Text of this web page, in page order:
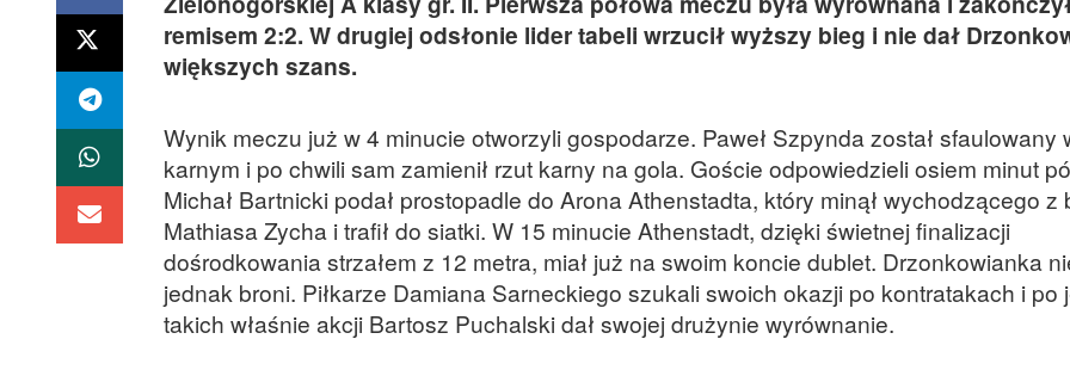
remisem 2:2. W drugiej odsłonie lider tabeli wrzucił wyższy bieg i nie dał
większych szans.
Wynik meczu już w 4 minucie otworzyli gospodarze. Paweł Szpynda został sfaulowany
karnym i po chwili sam zamienił rzut karny na gola. Goście odpowiedzieli osiem minut
Michał Bartnicki podał prostopadle do Arona Athenstadta, który minął wychodzącego z
Mathiasa Zycha i trafił do siatki. W 15 minucie Athenstadt, dzięki świetnej finalizacji
dośrodkowania strzałem z 12 metra, miał już na swoim koncie dublet. Drzonkowianka
jednak broni. Piłkarze Damiana Sarneckiego szukali swoich okazji po kontratakach i po
takich właśnie akcji Bartosz Puchalski dał swojej drużynie wyrównanie.